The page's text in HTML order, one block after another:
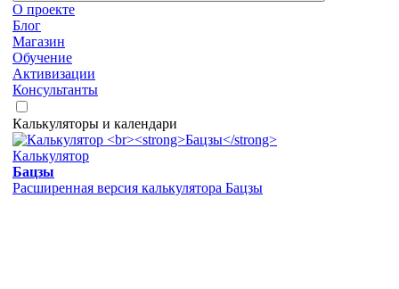
О проекте
Блог
Магазин
Обучение
Активизации
Консультанты
Калькуляторы и календари
Калькулятор
Бацзы
Расширенная версия калькулятора Бацзы